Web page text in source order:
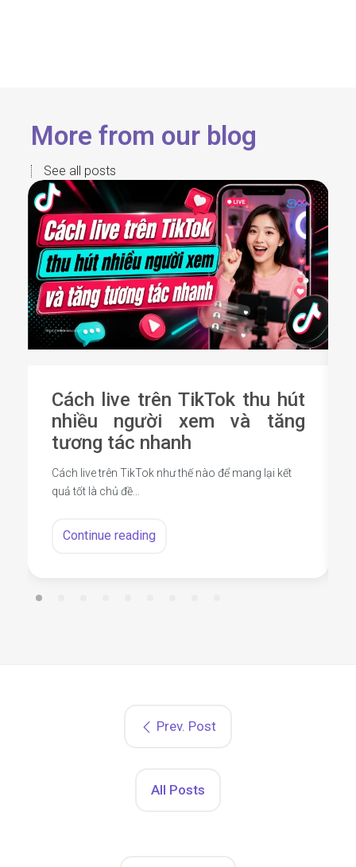
More from our blog
See all posts
Cách live trên TikTok thu hút
nhiều người xem và tăng
tương tác nhanh
Cách live trên TikTok như thế nào để mang lại kết
quả tốt là chủ đề…
Continue reading
Prev. Post
All Posts